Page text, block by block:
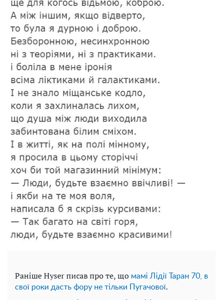
Раніше Hyser писав про те, що мамі Лідії Таран 70, в
свої роки дасть фору не тільки Пугачової.